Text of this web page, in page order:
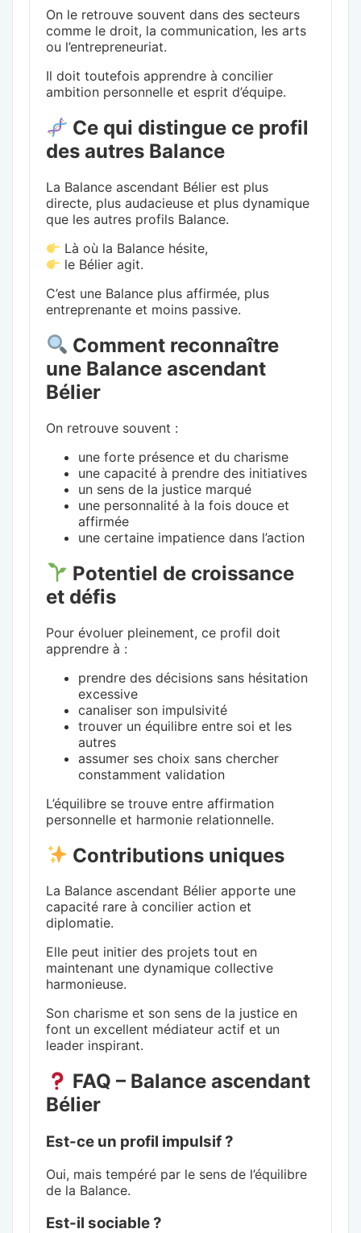
On le retrouve souvent dans des secteurs
comme le droit, la communication, les arts
ou l’entrepreneuriat.
Il doit toutefois apprendre à concilier
ambition personnelle et esprit d’équipe.
Ce qui distingue ce profil
des autres Balance
La Balance ascendant Bélier est plus
directe, plus audacieuse et plus dynamique
que les autres profils Balance.
Là où la Balance hésite,
le Bélier agit.
C’est une Balance plus affirmée, plus
entreprenante et moins passive.
Comment reconnaître
une Balance ascendant
Bélier
On retrouve souvent :
une forte présence et du charisme
une capacité à prendre des initiatives
un sens de la justice marqué
une personnalité à la fois douce et
affirmée
une certaine impatience dans l’action
Potentiel de croissance
et défis
Pour évoluer pleinement, ce profil doit
apprendre à :
prendre des décisions sans hésitation
excessive
canaliser son impulsivité
trouver un équilibre entre soi et les
autres
assumer ses choix sans chercher
constamment validation
L’équilibre se trouve entre affirmation
personnelle et harmonie relationnelle.
Contributions uniques
La Balance ascendant Bélier apporte une
capacité rare à concilier action et
diplomatie.
Elle peut initier des projets tout en
maintenant une dynamique collective
harmonieuse.
Son charisme et son sens de la justice en
font un excellent médiateur actif et un
leader inspirant.
FAQ – Balance ascendant
Bélier
Est-ce un profil impulsif ?
Oui, mais tempéré par le sens de l’équilibre
de la Balance.
Est-il sociable ?